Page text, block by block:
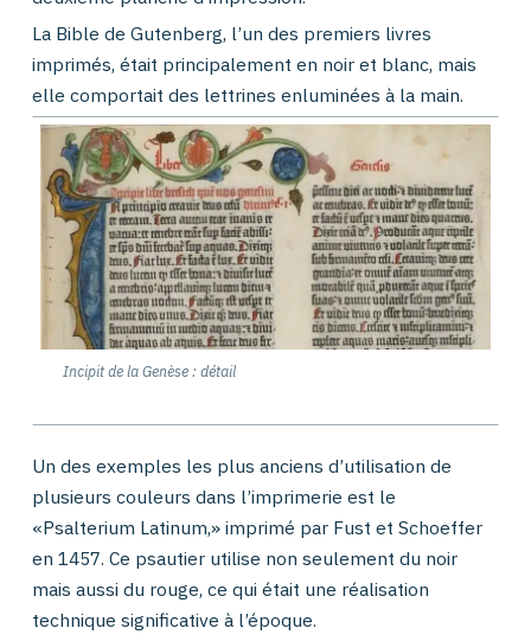
La Bible de Gutenberg, l’un des premiers livres
imprimés, était principalement en noir et blanc, mais
elle comportait des lettrines enluminées à la main.
Incipit de la Genèse : détail
Un des exemples les plus anciens d’utilisation de
plusieurs couleurs dans l’imprimerie est le
«Psalterium Latinum,» imprimé par Fust et Schoeffer
en 1457. Ce psautier utilise non seulement du noir
mais aussi du rouge, ce qui était une réalisation
technique significative à l’époque.